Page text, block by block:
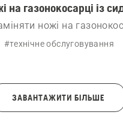
на газонокосарці із
ножі на
#технічне обслуговування
ЗАВАНТАЖИТИ БІЛЬШЕ